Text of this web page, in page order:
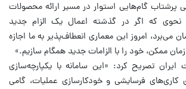
پرشتاب گام‌هایی استوار در مسیر ارائه محصولات
نحوی که اگر در گذشته اعمال یک الزام جدید
می‌برد، امروز این معماری انعطاف‌پذیر به ما اجازه
ممکن، خود را با الزامات جدید همگام سازیم.»
ایران تصریح کرد: «این سامانه با یکپارچه‌سازی
کاری‌های فرسایشی و خودکارسازی عملیات، گامی